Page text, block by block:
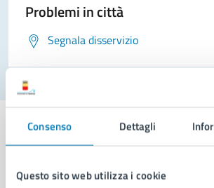
Consenso Dettagli
Questo sito web utilizza i cookie
Problemi in città
Segnala disservizio
Comune di Napoli